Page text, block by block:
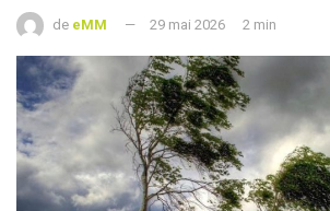
de eMM 29 mai 2026 2 min